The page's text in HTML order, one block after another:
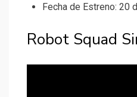
Fecha de Estreno: 20
Robot Squad